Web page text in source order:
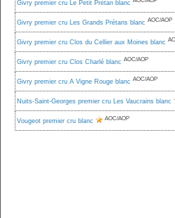
Givry premier cru Le Petit Prétan blanc
Givry premier cru Les Grands Prétans blanc AOC/AOP
Givry premier cru Clos du Cellier aux Moines blanc
Givry premier cru Clos Charlé blanc AOC/AOP
Givry premier cru A Vigne Rouge blanc AOC/AOP
Nuits-Saint-Georges premier cru Les Vaucrains blanc
Vougeot premier cru blanc AOC/AOP